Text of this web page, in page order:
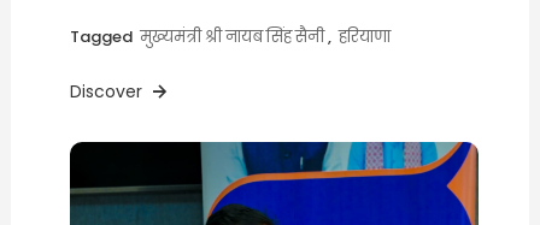
Tagged मुख्यमंत्री श्री नायब सिंह सैनी, हरियाणा
Discover